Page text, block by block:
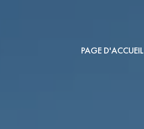
PAGE D'ACCUEIL